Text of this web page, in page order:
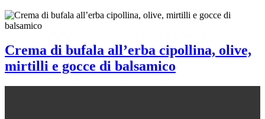
Crema di bufala all’erba cipollina, olive,
mirtilli e gocce di balsamico